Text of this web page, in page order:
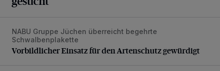
Vorbildlicher Einsatz für den Artenschutz gewürdigt
NABU Gruppe Jüchen überreicht begehrte
Schwalbenplakette
Vorbildlicher Einsatz für den Artenschutz gewürdigt